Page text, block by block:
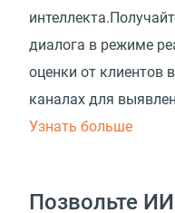
диалога в режиме
оценки от клиентов
каналах для
Узнать больше
Позвольте